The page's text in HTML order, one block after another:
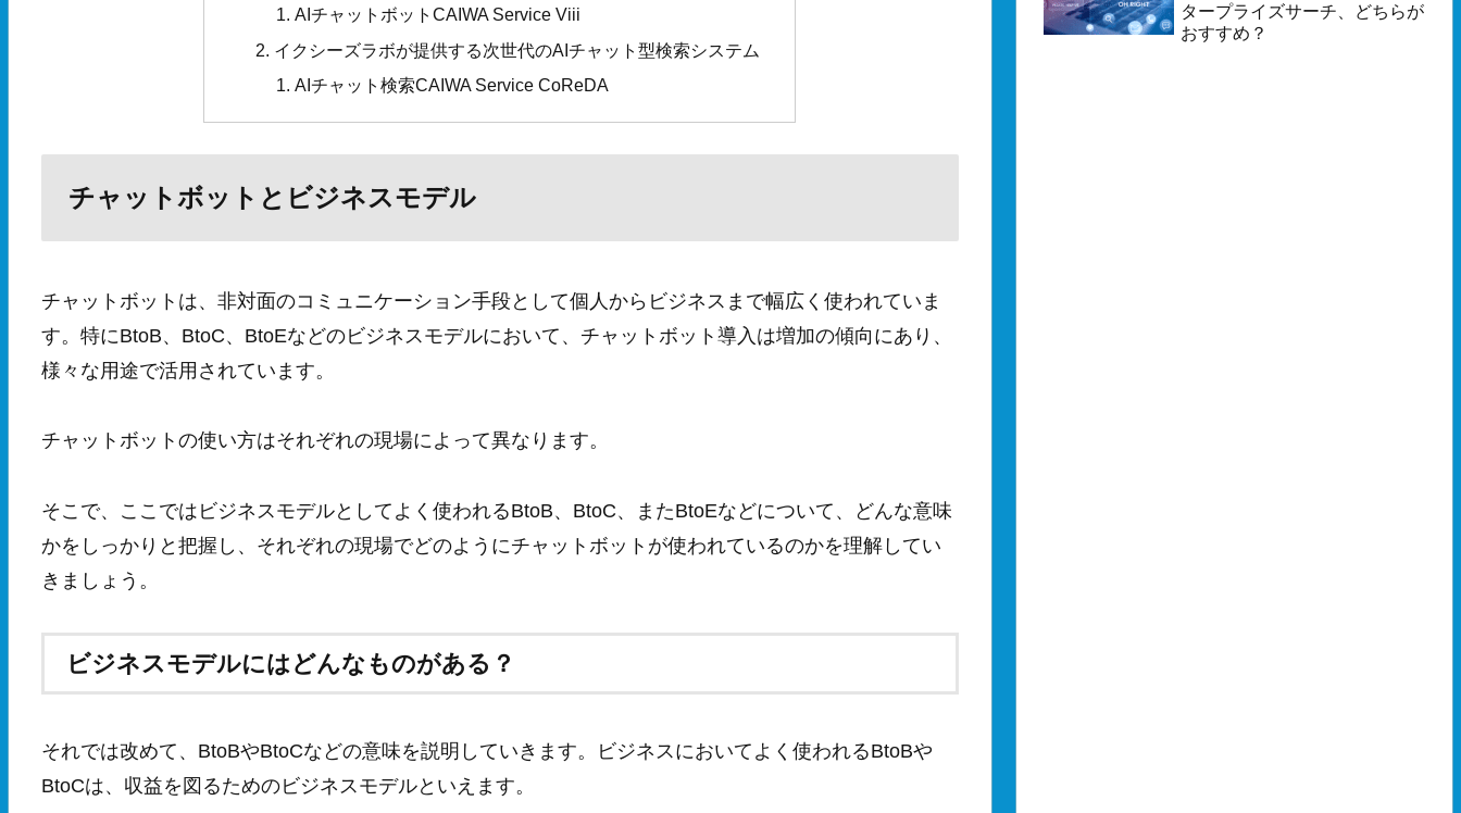
AIチャットボットCAIWA Service Viii
イクシーズラボが提供する次世代のAIチャット型検索システム
AIチャット検索CAIWA Service CoReDA
チャットボットとビジネスモデル
チャットボットは、非対面のコミュニケーション手段として個人からビジネスまで幅広く使われていま
す。特にBtoB、BtoC、BtoEなどのビジネスモデルにおいて、チャットボット導入は増加の傾向にあり、
様々な用途で活用されています。
チャットボットの使い方はそれぞれの現場によって異なります。
そこで、ここではビジネスモデルとしてよく使われるBtoB、BtoC、またBtoEなどについて、どんな意味
かをしっかりと把握し、それぞれの現場でどのようにチャットボットが使われているのかを理解してい
きましょう。
ビジネスモデルにはどんなものがある？
それでは改めて、BtoBやBtoCなどの意味を説明していきます。ビジネスにおいてよく使われるBtoBや
BtoCは、収益を図るためのビジネスモデルといえます。
タープライズサーチ、どちらが
おすすめ？